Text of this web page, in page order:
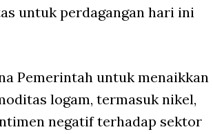
untuk perdagangan hari ini
Pemerintah untuk menaikkan
logam, termasuk nikel,
negatif terhadap sektor